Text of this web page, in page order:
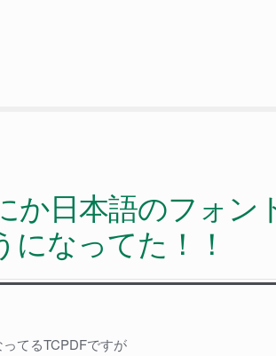
か日本語のフォン
なってた！！
てるTCPDFですが